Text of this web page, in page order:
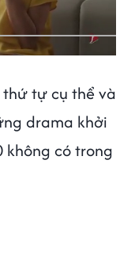
thứ tự cụ thể và
drama khởi
không có trong